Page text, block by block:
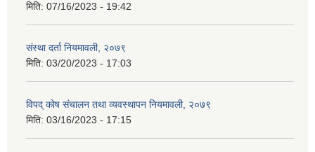
मिति: 07/16/2023 - 19:42
संस्था दर्ता नियमावली, २०७९
मिति: 03/20/2023 - 17:03
विपद् कोष संचालन तथा व्यवस्थापन नियमावली, २०७९
मिति: 03/16/2023 - 17:15